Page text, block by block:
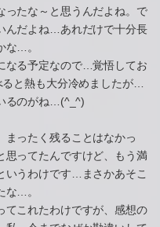
ったな～と思うんだよね。で
んだよね…あれだけで十分長
な…。
なる予定なので…覚悟してお
と熱も大分冷めましたが…
るのがね…(^_^)
まったく残ることはなかっ
ってたんですけど、もう満
いうわけです…まさかあそこ
な…。
てこれたわけですが、感想の